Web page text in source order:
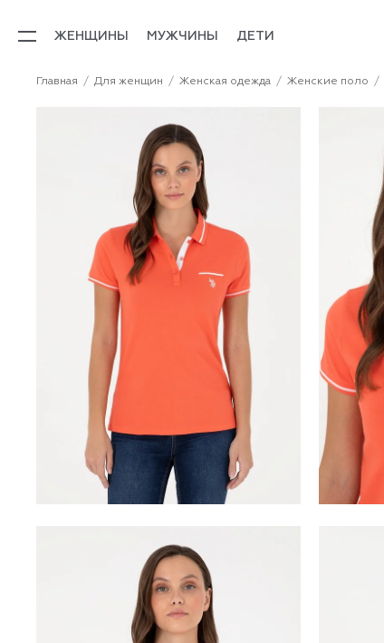
ЖЕНЩИНЫ МУЖЧИНЫ ДЕТИ
Главная Для женщин Женская одежда Женские поло